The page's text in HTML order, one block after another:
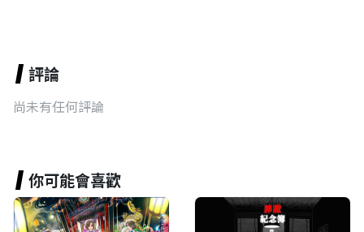
評論
尚未有任何評論
你可能會喜歡